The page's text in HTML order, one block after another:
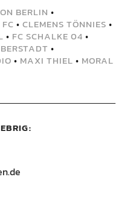
BERLIN •
• CLEMENS TÖNNIES •
• FC SCHALKE 04 •
•
• MAXI THIEL • MORAL